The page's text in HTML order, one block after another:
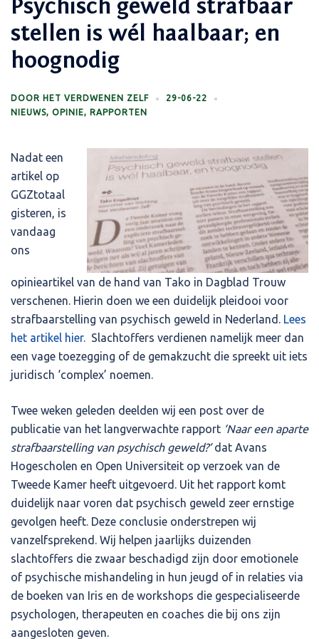
Psychisch geweld strafbaar
stellen is wél haalbaar; en
hoognodig
DOOR HET VERDWENEN ZELF
29-06-22
NIEUWS, OPINIE, RAPPORTEN
Nadat een
artikel op
GGZtotaal
gisteren, is
vandaag
ons
opinieartikel van de hand van Tako in Dagblad Trouw
verschenen. Hierin doen we een duidelijk pleidooi voor
strafbaarstelling van psychisch geweld in Nederland. Lees
het artikel hier. Slachtoffers verdienen namelijk meer dan
een vage toezegging of de gemakzucht die spreekt uit iets
juridisch ‘complex’ noemen.
Twee weken geleden deelden wij een post over de
publicatie van het langverwachte rapport ‘Naar een aparte
strafbaarstelling van psychisch geweld?’dat Avans
Hogescholen en Open Universiteit op verzoek van de
Tweede Kamer heeft uitgevoerd. Uit het rapport komt
duidelijk naar voren dat psychisch geweld zeer ernstige
gevolgen heeft. Deze conclusie onderstrepen wij
vanzelfsprekend. Wij helpen jaarlijks duizenden
slachtoffers die zwaar beschadigd zijn door emotionele
of psychische mishandeling in hun jeugd of in relaties via
de boeken van Iris en de workshops die gespecialiseerde
psychologen, therapeuten en coaches die bij ons zijn
aangesloten geven.